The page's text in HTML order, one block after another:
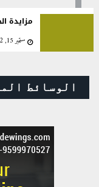
مزايدة
ستمبر 15, 2022
الوسائط